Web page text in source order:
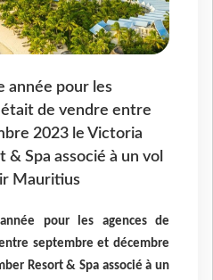
année pour les
était de vendre entre
2023 le Victoria
& Spa associé à un vol
Mauritius
pour les agences de
septembre et décembre
Resort & Spa associé à un